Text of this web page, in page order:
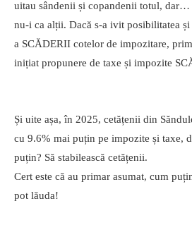
uitau sândenii și copandenii totul, dar…
nu-i ca alții. Dacă s-a ivit posibilitatea
a SCĂDERII cotelor de impozitare,
inițiat propunere de taxe și impozite
Și uite așa, în 2025, cetățenii din
cu 9.6% mai puțin pe impozite și taxe,
puțin? Să stabilească cetățenii.
Cert este că au primar asumat, cum
pot lăuda!